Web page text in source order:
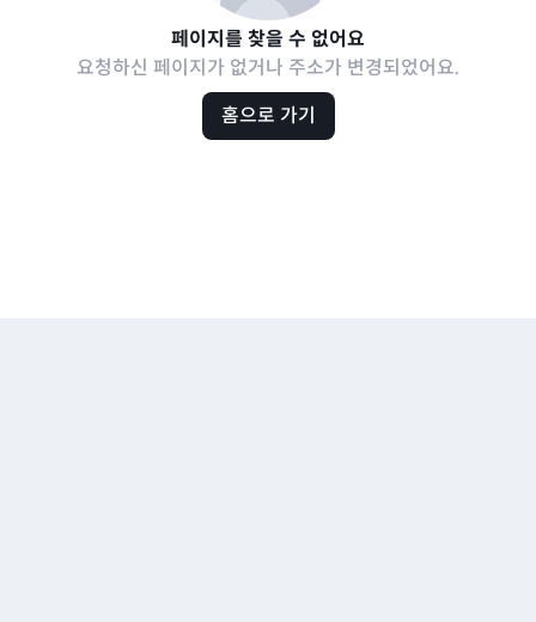
페이지를 찾을 수 없어요
요청하신 페이지가 없거나 주소가 변경되었어요.
홈으로 가기